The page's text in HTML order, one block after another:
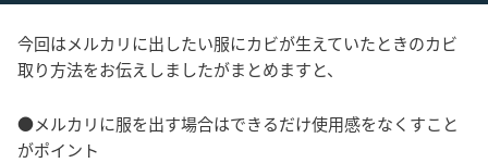
今回はメルカリに出したい服にカビが生えていたときのカビ
取り方法をお伝えしましたがまとめますと、
●メルカリに服を出す場合はできるだけ使用感をなくすこと
がポイント